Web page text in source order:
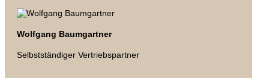
Wolfgang Baumgartner
Selbstständiger Vertriebspartner